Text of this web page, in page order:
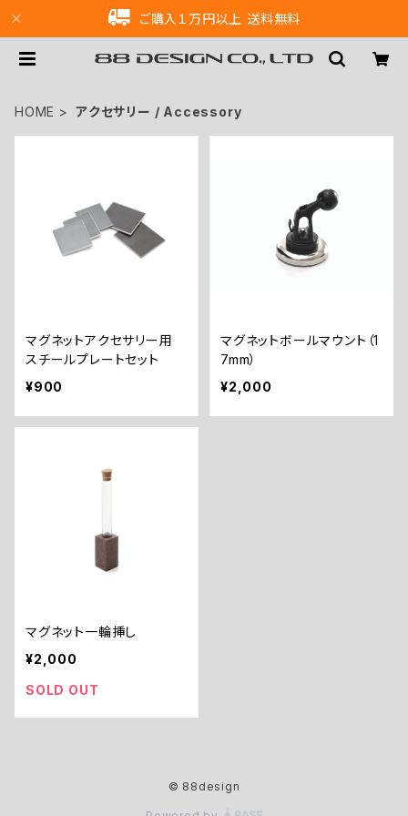
ご購入１万円以上 送料無料
HOME アクセサリー / Accessory
マグネットアクセサリー用
スチールプレートセット
¥900
マグネットボールマウント（1
7mm）
¥2,000
マグネット一輪挿し
¥2,000
SOLD OUT
© 88design